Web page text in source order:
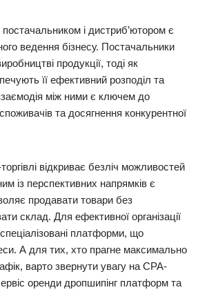
постачальником і дистриб’ютором є
ведення бізнесу. Постачальники
продукції, тоді як
її ефективний розподіл та
між ними є ключем до
та досягнення конкурентної
відкриває безліч можливостей
із перспективних напрямків є
продавати товари без
склад. Для ефективної організації
платформи, що
А для тих, хто прагне максимально
варто звернути увагу на CPA-
оренди дропшипінг платформ та